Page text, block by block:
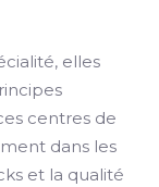
elles
centres de
dans les
et la qualité